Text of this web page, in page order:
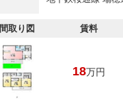
間取り図 賃料
18万円